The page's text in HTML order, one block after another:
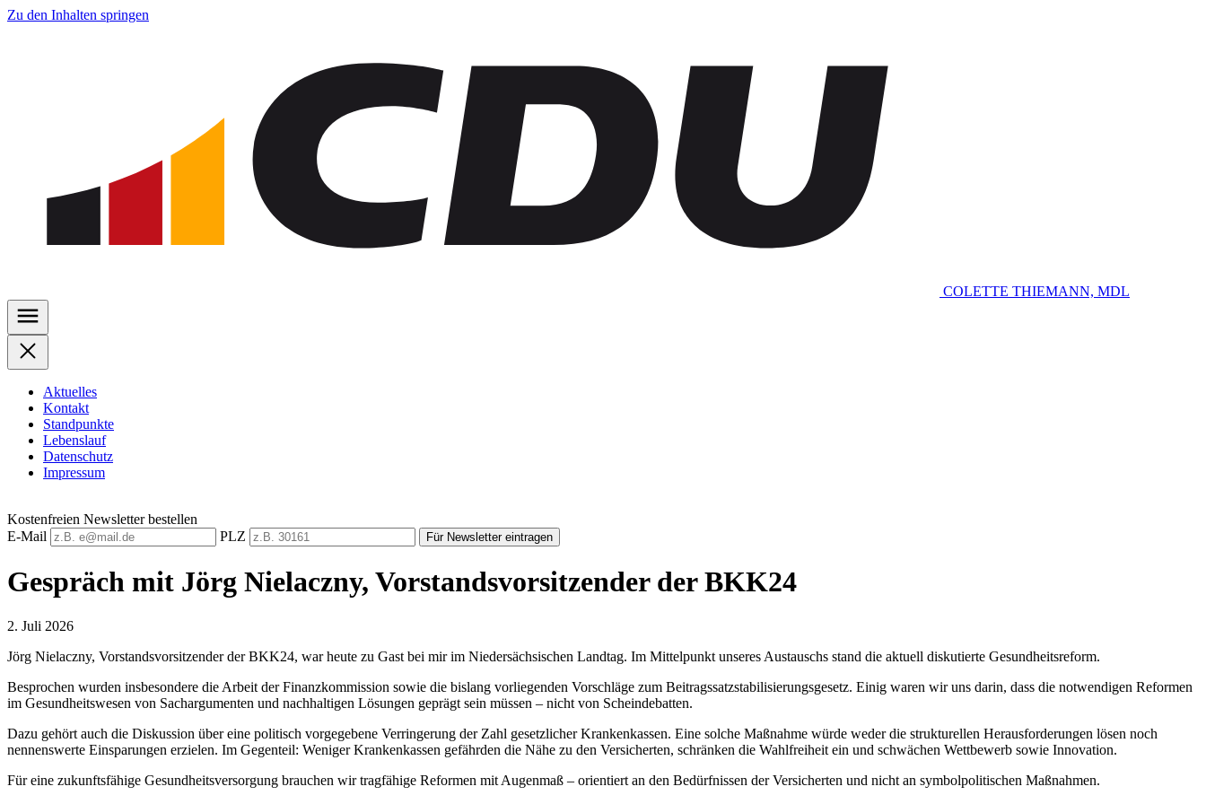
Zu den Inhalten springen
COLETTE THIEMANN, MDL
Aktuelles
Kontakt
Standpunkte
Lebenslauf
Datenschutz
Impressum
Kostenfreien Newsletter bestellen
E-Mail
PLZ Für Newsletter eintragen
Gespräch mit Jörg Nielaczny, Vorstandsvorsitzender der BKK24
2. Juli 2026
Jörg Nielaczny, Vorstandsvorsitzender der BKK24, war heute zu Gast bei mir im Niedersächsischen Landtag. Im Mittelpunkt unseres Austauschs stand die aktuell diskutierte Gesundheitsreform.
Besprochen wurden insbesondere die Arbeit der Finanzkommission sowie die bislang vorliegenden Vorschläge zum Beitragssatzstabilisierungsgesetz. Einig waren wir uns darin, dass die notwendigen Reformen
im Gesundheitswesen von Sachargumenten und nachhaltigen Lösungen geprägt sein müssen – nicht von Scheindebatten.
Dazu gehört auch die Diskussion über eine politisch vorgegebene Verringerung der Zahl gesetzlicher Krankenkassen. Eine solche Maßnahme würde weder die strukturellen Herausforderungen lösen noch
nennenswerte Einsparungen erzielen. Im Gegenteil: Weniger Krankenkassen gefährden die Nähe zu den Versicherten, schränken die Wahlfreiheit ein und schwächen Wettbewerb sowie Innovation.
Für eine zukunftsfähige Gesundheitsversorgung brauchen wir tragfähige Reformen mit Augenmaß – orientiert an den Bedürfnissen der Versicherten und nicht an symbolpolitischen Maßnahmen.